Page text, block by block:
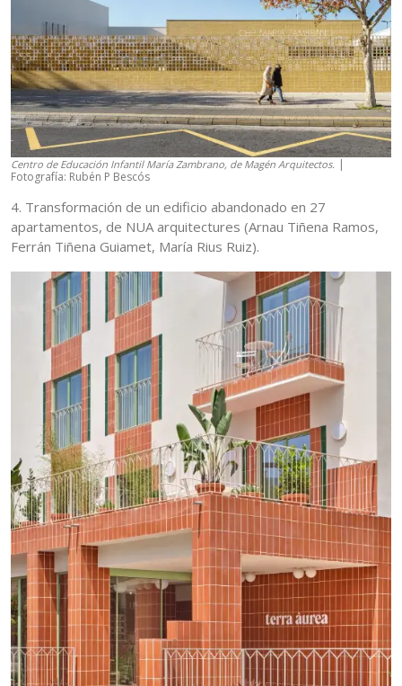
Centro de Educación Infantil María Zambrano, de Magén Arquitectos. |
Fotografía: Rubén P Bescós
4. Transformación de un edificio abandonado en 27
apartamentos, de NUA arquitectures (Arnau Tiñena Ramos,
Ferrán Tiñena Guiamet, María Rius Ruiz).